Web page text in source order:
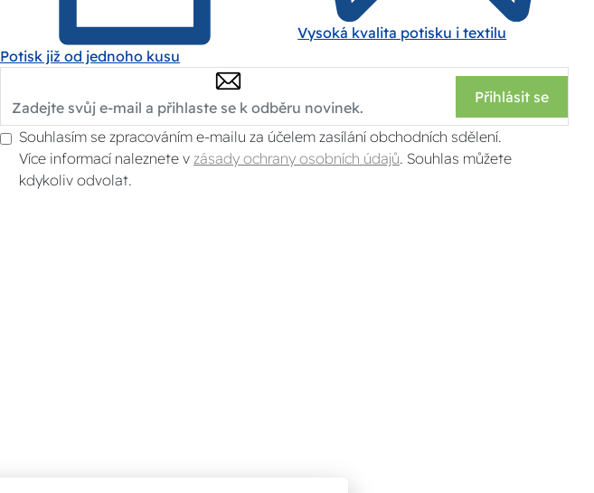
Potisk již od jednoho kusu
Vysoká kvalita potisku i textilu
Přihlásit se
Souhlasím se zpracováním e-mailu za účelem zasílání obchodních sdělení.
Více informací naleznete v zásady ochrany osobních údajů. Souhlas můžete
kdykoliv odvolat.